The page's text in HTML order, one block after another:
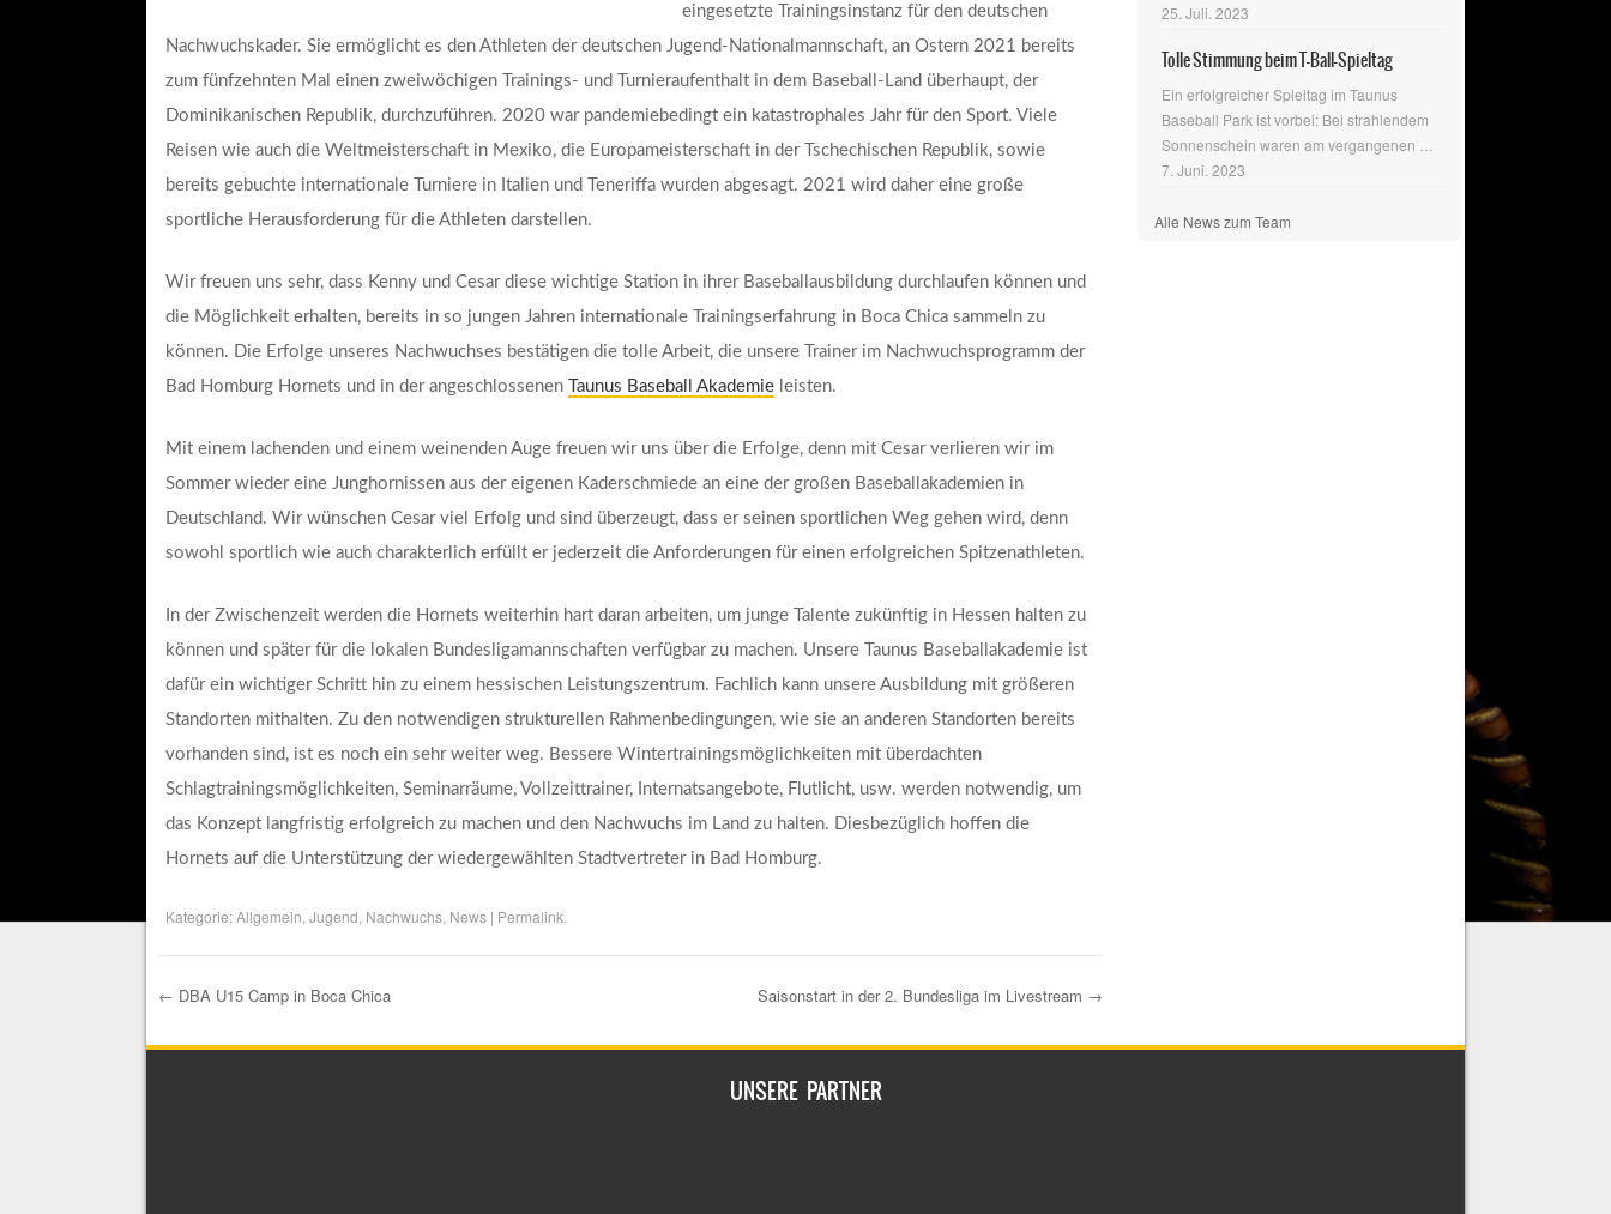
eingesetzte Trainingsinstanz für den deutschen
Nachwuchskader. Sie ermöglicht es den Athleten der deutschen Jugend-Nationalmannschaft, an Ostern 2021 bereits
zum fünfzehnten Mal einen zweiwöchigen Trainings- und Turnieraufenthalt in dem Baseball-Land überhaupt, der
Dominikanischen Republik, durchzuführen. 2020 war pandemiebedingt ein katastrophales Jahr für den Sport. Viele
Reisen wie auch die Weltmeisterschaft in Mexiko, die Europameisterschaft in der Tschechischen Republik, sowie
bereits gebuchte internationale Turniere in Italien und Teneriffa wurden abgesagt. 2021 wird daher eine große
sportliche Herausforderung für die Athleten darstellen.
Wir freuen uns sehr, dass Kenny und Cesar diese wichtige Station in ihrer Baseballausbildung durchlaufen können und
die Möglichkeit erhalten, bereits in so jungen Jahren internationale Trainingserfahrung in Boca Chica sammeln zu
können. Die Erfolge unseres Nachwuchses bestätigen die tolle Arbeit, die unsere Trainer im Nachwuchsprogramm der
Bad Homburg Hornets und in der angeschlossenen Taunus Baseball Akademieleisten.
Mit einem lachenden und einem weinenden Auge freuen wir uns über die Erfolge, denn mit Cesar verlieren wir im
Sommer wieder eine Junghornissen aus der eigenen Kaderschmiede an eine der großen Baseballakademien in
Deutschland. Wir wünschen Cesar viel Erfolg und sind überzeugt, dass er seinen sportlichen Weg gehen wird, denn
sowohl sportlich wie auch charakterlich erfüllt er jederzeit die Anforderungen für einen erfolgreichen Spitzenathleten.
In der Zwischenzeit werden die Hornets weiterhin hart daran arbeiten, um junge Talente zukünftig in Hessen halten zu
können und später für die lokalen Bundesligamannschaften verfügbar zu machen. Unsere Taunus Baseballakademie ist
dafür ein wichtiger Schritt hin zu einem hessischen Leistungszentrum. Fachlich kann unsere Ausbildung mit größeren
Standorten mithalten. Zu den notwendigen strukturellen Rahmenbedingungen, wie sie an anderen Standorten bereits
vorhanden sind, ist es noch ein sehr weiter weg. Bessere Wintertrainingsmöglichkeiten mit überdachten
Schlagtrainingsmöglichkeiten, Seminarräume, Vollzeittrainer, Internatsangebote, Flutlicht, usw. werden notwendig, um
das Konzept langfristig erfolgreich zu machen und den Nachwuchs im Land zu halten. Diesbezüglich hoffen die
Hornets auf die Unterstützung der wiedergewählten Stadtvertreter in Bad Homburg.
Kategorie:Allgemein Jugend Nachwuchs, News| Permalink
Post navigation
← DBA U15 Camp in Boca Chica Saisonstart in der 2. Bundesliga im Livestream →
25. Juli. 2023
Tolle Stimmung beim T-Ball-Spieltag
Ein erfolgreicher Spieltag im Taunus
Baseball Park ist vorbei: Bei strahlendem
Sonnenschein waren am vergangenen
7. Juni. 2023
Alle News zum Team
UNSERE PARTNER